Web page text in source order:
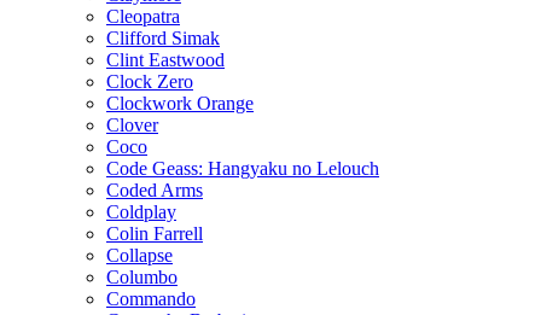
Cleopatra
Clifford Simak
Clint Eastwood
Clock Zero
Clockwork Orange
Clover
Coco
Code Geass: Hangyaku no Lelouch
Coded Arms
Coldplay
Colin Farrell
Collapse
Columbo
Commando